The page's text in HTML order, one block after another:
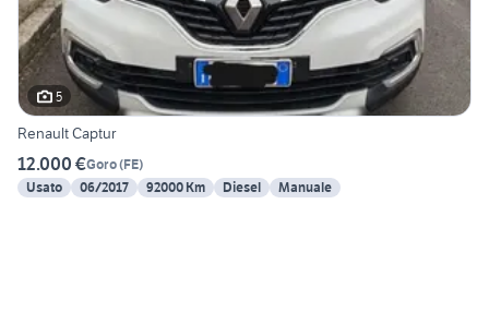
5
Renault Captur
12.000 €Goro(FE)
Usato
06/2017 92000 Km Diesel Manuale